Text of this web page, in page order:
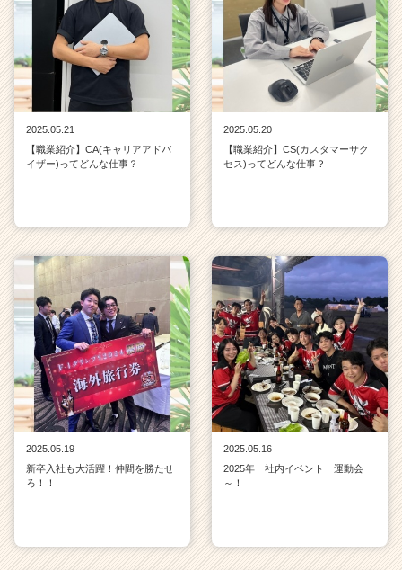
2025.05.21
【職業紹介】CA(キャリアアドバ
イザー)ってどんな仕事？
2025.05.20
【職業紹介】CS(カスタマーサク
セス)ってどんな仕事？
2025.05.19
新卒入社も大活躍！仲間を勝たせ
ろ！！
2025.05.16
2025年 社内イベント 運動会
～！